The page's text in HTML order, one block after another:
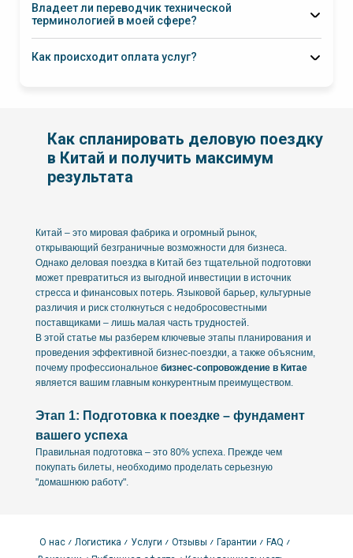
Владеет ли переводчик технической
терминологией в моей сфере?
Как происходит оплата услуг?
Как спланировать деловую поездку
в Китай и получить максимум
результата
Китай – это мировая фабрика и огромный рынок,
открывающий безграничные возможности для бизнеса.
Однако деловая поездка в Китай без тщательной подготовки
может превратиться из выгодной инвестиции в источник
стресса и финансовых потерь. Языковой барьер, культурные
различия и риск столкнуться с недобросовестными
поставщиками – лишь малая часть трудностей.
В этой статье мы разберем ключевые этапы планирования и
проведения эффективной бизнес-поездки, а также объясним,
почему профессиональное бизнес-сопровождение в Китае
является вашим главным конкурентным преимуществом.
Этап 1: Подготовка к поездке – фундамент
вашего успеха
Правильная подготовка – это 80% успеха. Прежде чем
покупать билеты, необходимо проделать серьезную
"домашнюю работу".
Аудит действующей фабрики:личная инспекция
О нас Логистика Услуги Отзывы Гарантии
FAQ